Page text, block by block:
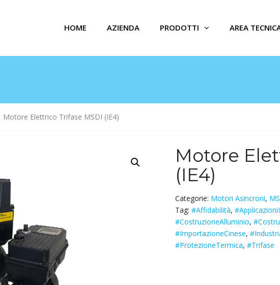
HOME AZIENDA PRODOTTI AREA
Motore Elettrico Trifase MSDI (IE4)
Motore
(IE4)
Categorie: Motori Asincroni,
Tag:#Affidabilità,
#CostruzioneAlluminio,
#ImportazioneCinese,
#ProtezioneTermica,#Trifase